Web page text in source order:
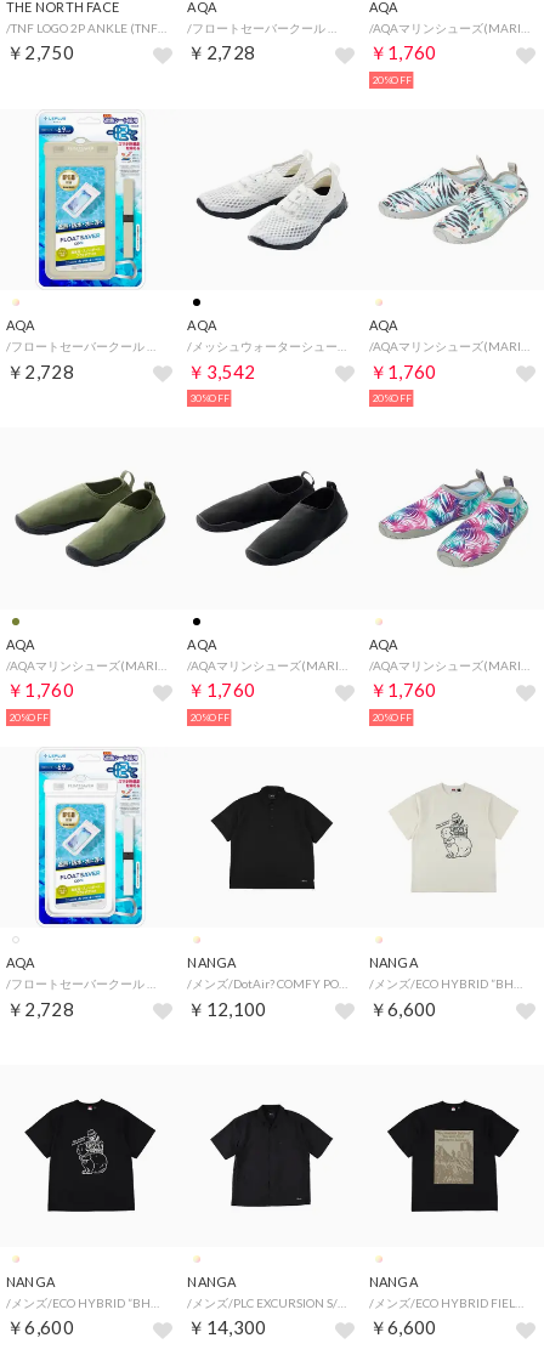
THE NORTH FACE
￥2,750
AQA
￥2,728
AQA
￥1,760
20%OFF
AQA
￥2,728
AQA
￥3,542
30%OFF
AQA
￥1,760
20%OFF
AQA
￥1,760
20%OFF
AQA
￥1,760
20%OFF
AQA
￥1,760
20%OFF
AQA
￥2,728
NANGA
￥12,100
NANGA
￥6,600
NANGA
￥6,600
NANGA
￥14,300
NANGA
￥6,600